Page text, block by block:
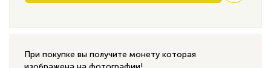
При покупке вы получите монету которая